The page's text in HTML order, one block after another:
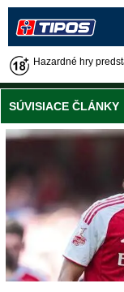
Hazardné hry
SÚVISIACE ČLÁNKY